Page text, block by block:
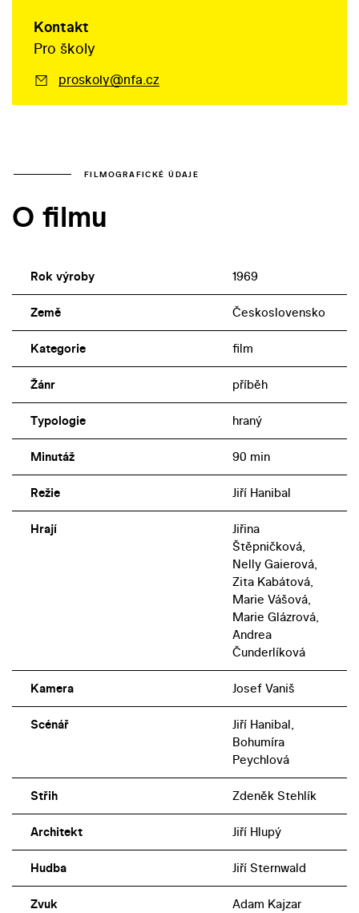
Kontakt
Pro školy
proskoly@nfa.cz
FILMOGRAFICKÉ ÚDAJE
O filmu
Rok výroby 1969
Země Československo
Kategorie film
Žánr příběh
Typologie hraný
Minutáž 90 min
Režie Jiří Hanibal
Hrají
Jiřina
Štěpničková,
Nelly Gaierová,
Zita Kabátová,
Marie Vášová,
Marie Glázrová,
Andrea
Čunderlíková
Kamera Josef Vaniš
Scénář
Jiří Hanibal,
Bohumíra
Peychlová
Střih Zdeněk Stehlík
Architekt Jiří Hlupý
Hudba Jiří Sternwald
Zvuk Adam Kajzar